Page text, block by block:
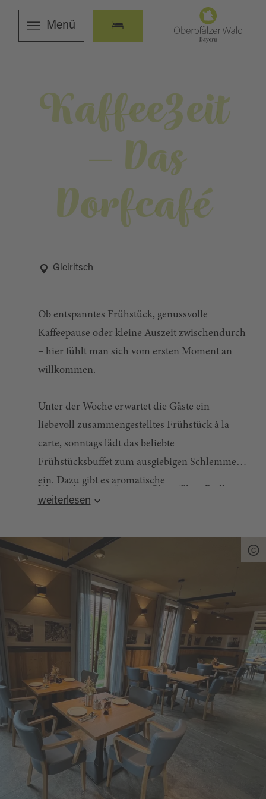
Menü
KaffeeZeit
– Das
Dorfcafé
Gleiritsch
Ob entspanntes Frühstück, genussvolle
Kaffeepause oder kleine Auszeit zwischendurch
– hier fühlt man sich vom ersten Moment an
willkommen.
Unter der Woche erwartet die Gäste ein
liebevoll zusammengestelltes Frühstück à la
carte, sonntags lädt das beliebte
Frühstücksbuffet zum ausgiebigen Schlemmen
ein. Dazu gibt es aromatische
Kaffeespezialitäten, hausgemachte Kuchen und
Auch Radfahrer machen gerne Halt in der
KaffeeZeit: Fahrrad-Abstellanlagen stehen
direkt am Café bereit und Trinkflaschen werden
kostenlos mit frischem Leitungswasser
aufgefüllt – ideal für die nächste Etappe durch
den Oberpfälzer Wald.
Bei schönem Wetter lädt die sonnige Terrasse
zum Verweilen und Genießen ein. Hier lässt
sich der Alltag für eine Weile vergessen.
Bekannt ist die KaffeeZeit außerdem für ihre
stimmungsvollen Abendveranstaltungen unter
dem Motto „KaffeeZeit LIVE – Das Dorfcafé
Wir sind ein zertifizierter Oberpfälzer Radl-
Welt-Gastronomiebetrieb.
destination.one
weiterlesen